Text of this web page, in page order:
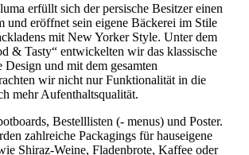
erfüllt sich der persische Besitzer einen
und eröffnet sein eigene Bäckerei im Stile
mit New Yorker Style. Unter dem
& Tasty“ entwickelten wir das klassische
und mit dem gesamten
wir nicht nur Funktionalität in die
mehr Aufenthaltsqualität.
Bestelllisten (- menus) und Poster.
zahlreiche Packagings für hauseigene
Shiraz-Weine, Fladenbrote, Kaffee oder